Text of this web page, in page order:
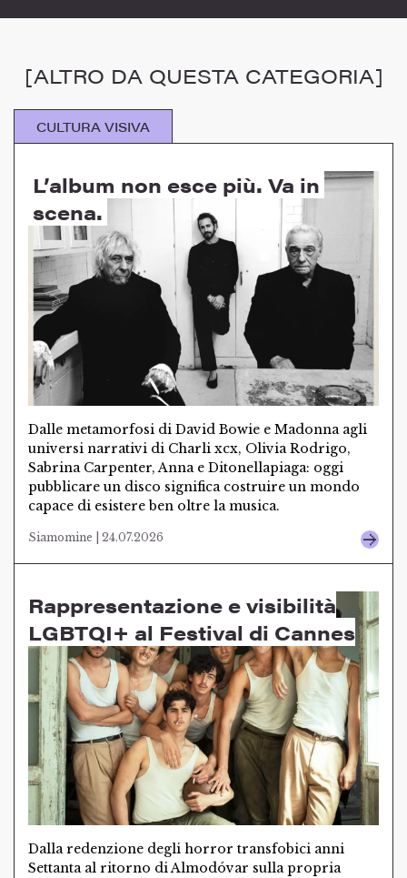
[ALTRO DA QUESTA CATEGORIA]
CULTURA VISIVA
L’album non esce più. Va in
scena.
Dalle metamorfosi di David Bowie e Madonna agli
universi narrativi di Charli xcx, Olivia Rodrigo,
Sabrina Carpenter, Anna e Ditonellapiaga: oggi
pubblicare un disco significa costruire un mondo
capace di esistere ben oltre la musica.
Siamomine | 24.07.2026
Rappresentazione e visibilità
LGBTQI+ al Festival di Cannes
Dalla redenzione degli horror transfobici anni
Settanta al ritorno di Almodóvar sulla propria